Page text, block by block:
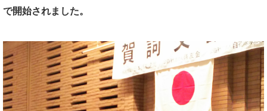
で開始されました。